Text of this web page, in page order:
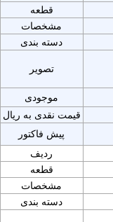
قطعه
مشخصات
دسته بندی
تصویر
موجودی
قیمت نقدی به ریال
پیش فاکتور
ردیف
قطعه
مشخصات
دسته بندی